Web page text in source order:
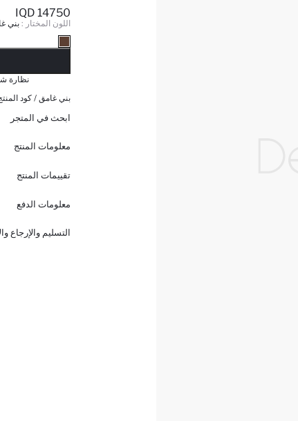
14750 IQD
اللون المختار :بني
نظارة
بني غامق / كود
ابحث في المتجر
معلومات المنتج
تقييمات المنتج
معلومات الدفع
التسليم والإرجاع